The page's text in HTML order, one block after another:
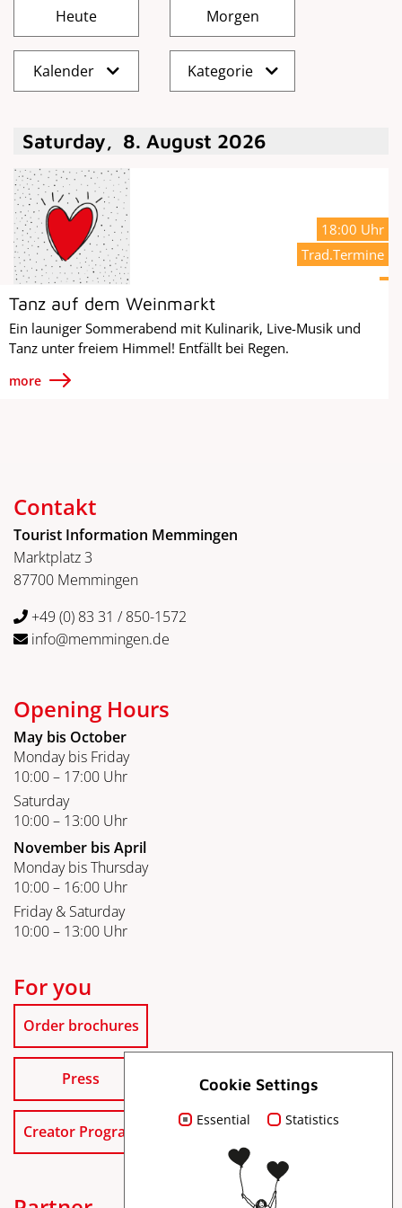
Kalender Kategorie
Saturday, 8. August 2026
Tanz auf dem Weinmarkt
Ein launiger Sommerabend mit Kulinarik, Live-Musik und
Tanz unter freiem Himmel! Entfällt bei Regen.
more
18:00 Uhr
Trad.Termine
Contakt
Tourist Information Memmingen
Marktplatz 3
87700 Memmingen
+49 (0) 83 31 / 850-1572
info@memmingen.de
Opening Hours
May bis October
Monday bis Friday
10:00 – 17:00 Uhr
Saturday
10:00 – 13:00 Uhr
November bis April
Monday bis Thursday
10:00 – 16:00 Uhr
Friday & Saturday
10:00 – 13:00 Uhr
For you
Order brochures
Press
Creator Program
Cookie Settings
Essential Statistics